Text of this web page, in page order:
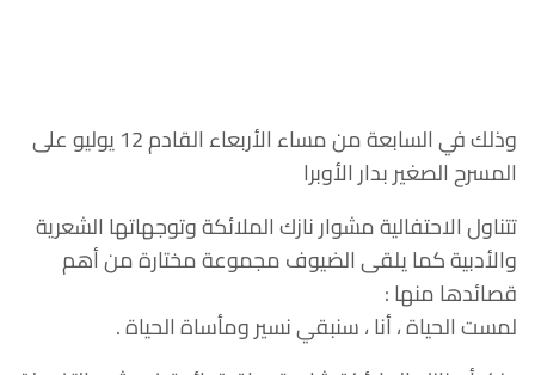
وذلك في السابعة من مساء الأربعاء القادم 12 يوليو على
المسرح الصغير بدار الأوبرا
تتناول الاحتفالية مشوار نازك الملائكة وتوجهاتها الشعرية
والأدبية كما يلقى الضيوف مجموعة مختارة من أهم
قصائدها منها :
لمست الحياة ، أنا ، سنبقي نسير ومأساة الحياة .